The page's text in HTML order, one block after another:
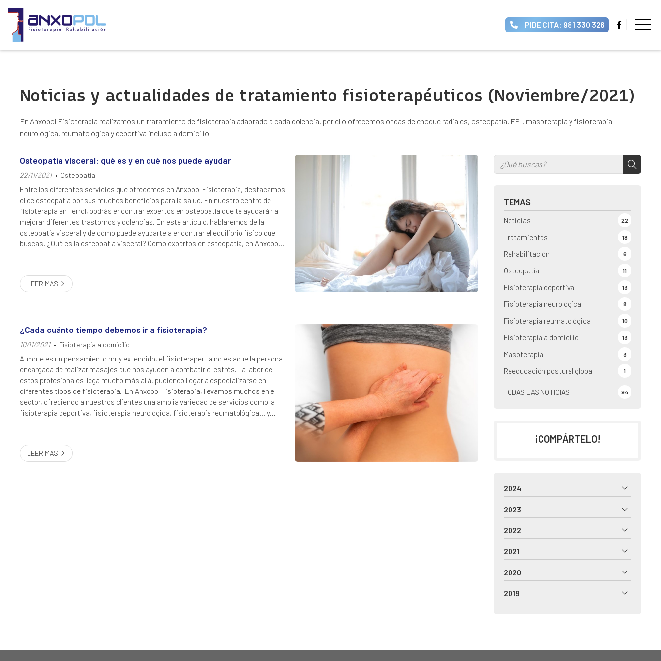
PIDE CITA: 981 330 326
Noticias y actualidades de tratamiento fisioterapéuticos (Noviembre/2021)
En Anxopol Fisioterapia realizamos un tratamiento de fisioterapia adaptado a cada dolencia, por ello ofrecemos ondas de choque radiales, osteopatía, EPI, masoterapia y fisioterapia
neurológica, reumatológica y deportiva incluso a domicilio.
TEMAS
TODAS LAS NOTICIAS 94
Noticias 22
Tratamientos 18
Rehabilitación 6
Osteopatía 11
Fisioterapia deportiva 13
Fisioterapia neurológica 8
Fisioterapia reumatológica 10
Fisioterapia a domicilio 13
Masoterapia 3
Reeducación postural global 1
Osteopatía visceral: qué es y en qué nos puede ayudar
22/11/2021 Osteopatía
Entre los diferentes servicios que ofrecemos en Anxopol Fisioterapia, destacamos
el de osteopatía por sus muchos beneficios para la salud. En nuestro centro de
fisioterapia en Ferrol, podrás encontrar expertos en osteopatía que te ayudarán a
mejorar diferentes trastornos y dolencias. En este artículo, hablaremos de la
osteopatía visceral y de cómo puede ayudarte a encontrar el equilibrio físico que
buscas. ¿Qué es la osteopatía visceral? Como expertos en osteopatía, en Anxopol
LEER MÁS
¿Cada cuánto tiempo debemos ir a fisioterapia?
10/11/2021 Fisioterapia a domicilio
Aunque es un pensamiento muy extendido, el fisioterapeuta no es aquella persona
encargada de realizar masajes que nos ayuden a combatir el estrés. La labor de
estos profesionales llega mucho más allá, pudiendo llegar a especializarse en
diferentes tipos de fisioterapia. En Anxopol Fisioterapia, llevamos muchos en el
sector, ofreciendo a nuestros clientes una amplia variedad de servicios como la
fisioterapia deportiva, fisioterapia neurológica, fisioterapia reumatológica… y
LEER MÁS
¡COMPÁRTELO!
2024
2023
2022
2021
2020
2019